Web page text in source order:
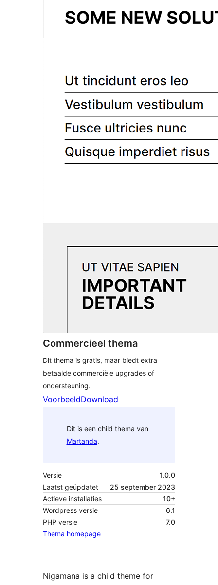
Commercieel thema
Dit thema is gratis, maar biedt extra
betaalde commerciële upgrades of
ondersteuning.
VoorbeeldDownload
Dit is een child thema van
Martanda.
Versie
1.0.0
Laatst geüpdatet
25 september 2023
Actieve installaties
10+
Wordpress versie
6.1
PHP versie
7.0
Thema homepage
Nigamana is a child theme for